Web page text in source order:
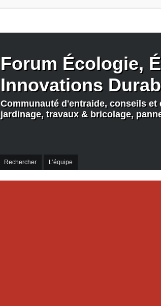
Rechercher L’équipe
Forum Écologie,
Innovations
Communauté d'entraide, conseils
jardinage, travaux & bricolage,